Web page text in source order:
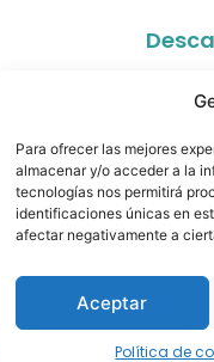
Para ofrecer las mejores
almacenar y/o acceder a la
tecnologías nos permitirá
identificaciones únicas en
afectar negativamente a
Aceptar
Política de
Valenciana. All rights